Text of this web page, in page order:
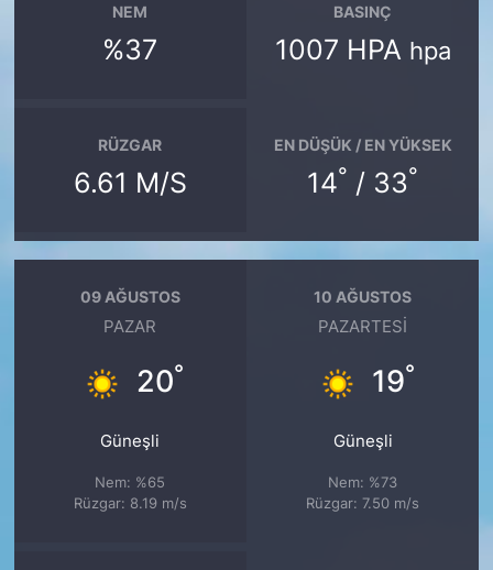
NEM
%37
BASINÇ
1007 HPA hpa
RÜZGAR
6.61 M/S
EN DÜŞÜK / EN YÜKSEK
14° / 33°
09 AĞUSTOS
PAZAR
20°
Güneşli
Nem: %65
Rüzgar: 8.19 m/s
10 AĞUSTOS
PAZARTESI
19°
Güneşli
Nem: %73
Rüzgar: 7.50 m/s